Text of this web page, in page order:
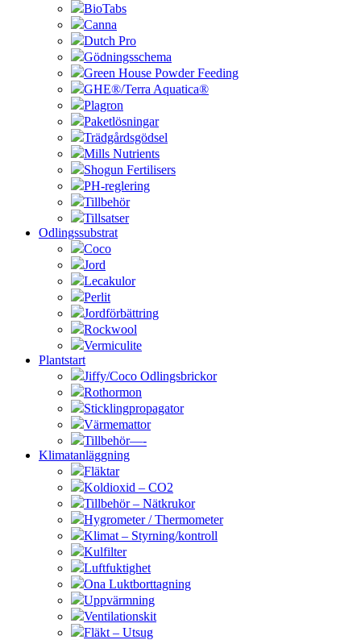
BioTabs
Canna
Dutch Pro
Gödningsschema
Green House Powder Feeding
GHE®/Terra Aquatica®
Plagron
Paketlösningar
Trädgårdsgödsel
Mills Nutrients
Shogun Fertilisers
PH-reglering
Tillbehör
Tillsatser
Odlingssubstrat
Coco
Jord
Lecakulor
Perlit
Jordförbättring
Rockwool
Vermiculite
Plantstart
Jiffy/Coco Odlingsbrickor
Rothormon
Sticklingpropagator
Värmemattor
Tillbehör—-
Klimatanläggning
Fläktar
Koldioxid – CO2
Tillbehör – Nätkrukor
Hygrometer / Thermometer
Klimat – Styrning/kontroll
Kulfilter
Luftfuktighet
Ona Luktborttagning
Uppvärmning
Ventilationskit
Fläkt – Utsug